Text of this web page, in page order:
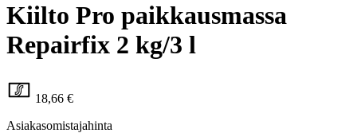
Kiilto Pro paikkausmassa
Repairfix 2 kg/3 l
18,66 €
Asiakasomistajahinta